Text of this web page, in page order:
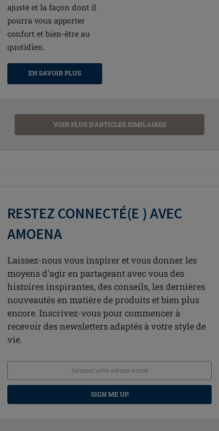
ajusté et la façon dont il
pourra vous apporter
confort et bien-être au
quotidien.
EN SAVOIR PLUS
VOIR PLUS D'ARTICLES SIMILAIRES
RESTEZ CONNECTÉ(E ) AVEC
AMOENA
Laissez-nous vous inspirer et vous donner les
moyens d'agir en partageant avec vous des
histoires inspirantes, des conseils, les dernières
nouveautés en matière de produits et bien plus
encore. Inscrivez-vous pour commencer à
recevoir des newsletters adaptés à votre style de
vie.
SIGN ME UP